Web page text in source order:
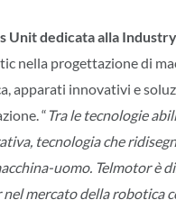
Unit dedicata alla
nella progettazione di
apparati innovativi e
“ Tra le tecnologie
tecnologia che
uomo. Telmotor è
nel mercato della robotica